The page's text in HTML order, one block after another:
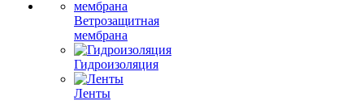
Ветрозащитная
мембрана
Гидроизоляция
Ленты